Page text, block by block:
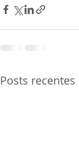
Posts recentes